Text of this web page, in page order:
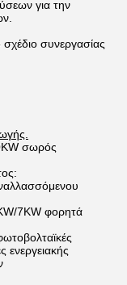
για την
συνεργασίας
σωρός
7KW φορητά
ενεργειακής